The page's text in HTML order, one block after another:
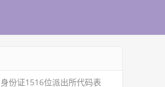
​身份证1516位派出所代码表